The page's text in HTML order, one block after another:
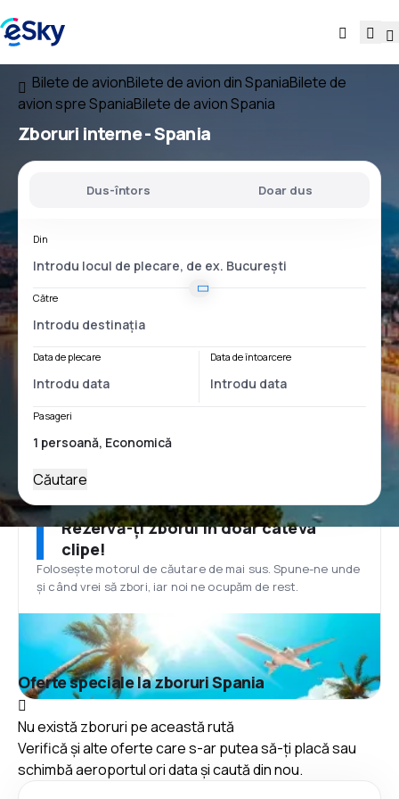
Bilete de avionBilete de avion din SpaniaBilete de
avion spre SpaniaBilete de avion Spania
Zboruri interne -Spania
Dus-întors Doar dus
Din
Către
Data de plecare Data de întoarcere
Pasageri
Căutare
Rezervă-ți zborul în doar câteva
clipe!
Folosește motorul de căutare de mai sus. Spune-ne unde
și când vrei să zbori, iar noi ne ocupăm de rest.
Oferte speciale la zboruri Spania
Nu există zboruri pe această rută
Verifică și alte oferte care s-ar putea să-ți placă sau
schimbă aeroportul ori data și caută din nou.